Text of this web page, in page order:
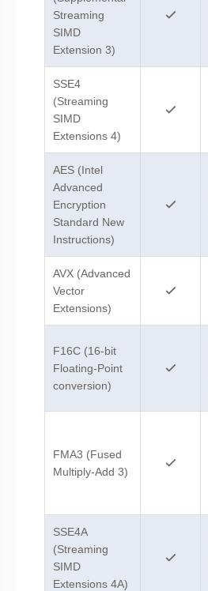
Streaming
SIMD
Extension 3)
SSE4
(Streaming
SIMD
Extensions 4)
AES (Intel
Advanced
Encryption
Standard New
Instructions)
AVX (Advanced
Vector
Extensions)
F16C (16-bit
Floating-Point
conversion)
FMA3 (Fused
Multiply-Add 3)
SSE4A
(Streaming
SIMD
Extensions 4A)